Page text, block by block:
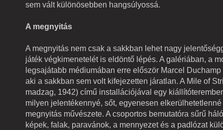
sem vált különösebben hangsúlyossá.
A megnyitás
A megnyitás nem csak a sakkban lehet nagy
játék végkimenetelét is eldöntő lépés. A galériában, a
legsajátabb médiumában erre először Marcel
aki a sakkban sem volt kifejezetten járatlan. A Mile of
madzag, 1942) című installációjával egy
milyen jelentékennyé, sőt, egyenesen
megnyitás művészete. A csoportos bemutatóra sűrű
képek, falak, paravánok, a mennyezet és a padlózat